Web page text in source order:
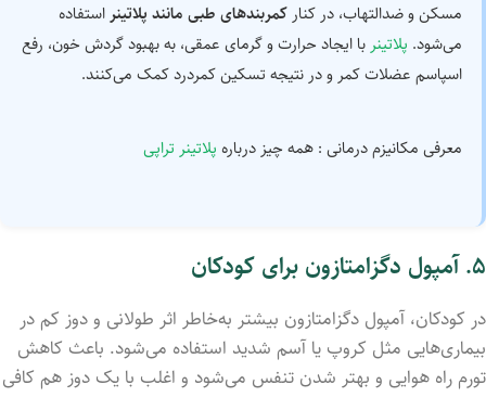
مسکن و ضدالتهاب، در کنار کمربندهای طبی مانند پلاتینر استفاده
می‌شود. پلاتینر با ایجاد حرارت و گرمای عمقی، به بهبود گردش خون، رفع
اسپاسم عضلات کمر و در نتیجه تسکین کمردرد کمک می‌کنند.
معرفی مکانیزم درمانی : همه چیز درباره پلاتینر تراپی
۵. آمپول دگزامتازون برای کودکان
در کودکان، آمپول دگزامتازون بیشتر به‌خاطر اثر طولانی و دوز کم در
بیماری‌هایی مثل کروپ یا آسم شدید استفاده می‌شود. باعث کاهش
تورم راه هوایی و بهتر شدن تنفس می‌شود و اغلب با یک دوز هم کافی